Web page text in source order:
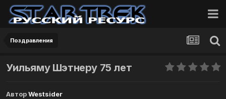
Поздравления
Уильяму Шэтнеру 75 лет
АвторWestsider